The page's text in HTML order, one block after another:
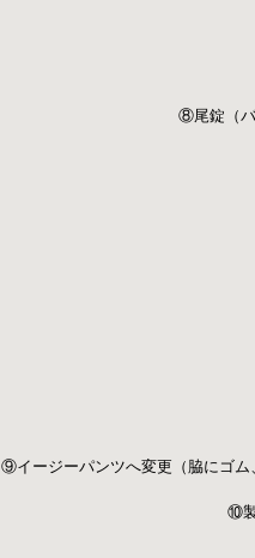
⑧尾錠（
⑨イージーパンツへ変更（脇にゴム
⑩